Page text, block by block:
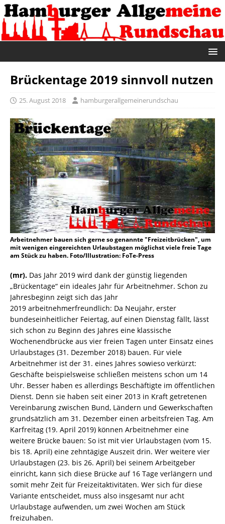
Brückentage 2019 sinnvoll nutzen
25. August 2018 hamburgerallgemeinerundschau
Arbeitnehmer bauen sich gerne so genannte "Freizeitbrücken", um
mit wenigen eingereichten Urlaubstagen möglichst viele freie Tage
am Stück zu haben. Foto/Illustration: FoTe-Press
(mr). Das Jahr 2019 wird dank der günstig liegenden
„Brückentage“ ein ideales Jahr für Arbeitnehmer. Schon zu
Jahresbeginn zeigt sich das Jahr
2019 arbeitnehmerfreundlich: Da Neujahr, erster
bundeseinheitlicher Feiertag, auf einen Dienstag fällt, lässt
sich schon zu Beginn des Jahres eine klassische
Wochenendbrücke aus vier freien Tagen unter Einsatz eines
Urlaubstages (31. Dezember 2018) bauen. Für viele
Arbeitnehmer ist der 31. eines Jahres sowieso verkürzt:
Geschäfte beispielsweise schließen meistens schon um 14
Uhr. Besser haben es allerdings Beschäftigte im öffentlichen
Dienst. Denn sie haben seit einer 2013 in Kraft getretenen
Vereinbarung zwischen Bund, Ländern und Gewerkschaften
grundsätzlich am 31. Dezember einen arbeitsfreien Tag. Am
Karfreitag (19. April 2019) können Arbeitnehmer eine
weitere Brücke bauen: So ist mit vier Urlaubstagen (vom 15.
bis 18. April) eine zehntägige Auszeit drin. Wer weitere vier
Urlaubstagen (23. bis 26. April) bei seinem Arbeitgeber
einricht, kann sich diese Brücke auf 16 Tage verlängern und
somit mehr Zeit für Freizeitaktivitäten. Wer sich für diese
Variante entscheidet, muss also insgesamt nur acht
Urlaubstage aufwenden, um zwei Wochen am Stück
freizuhaben.